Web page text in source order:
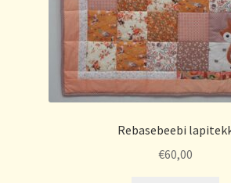
Rebasebeebi
€60,00